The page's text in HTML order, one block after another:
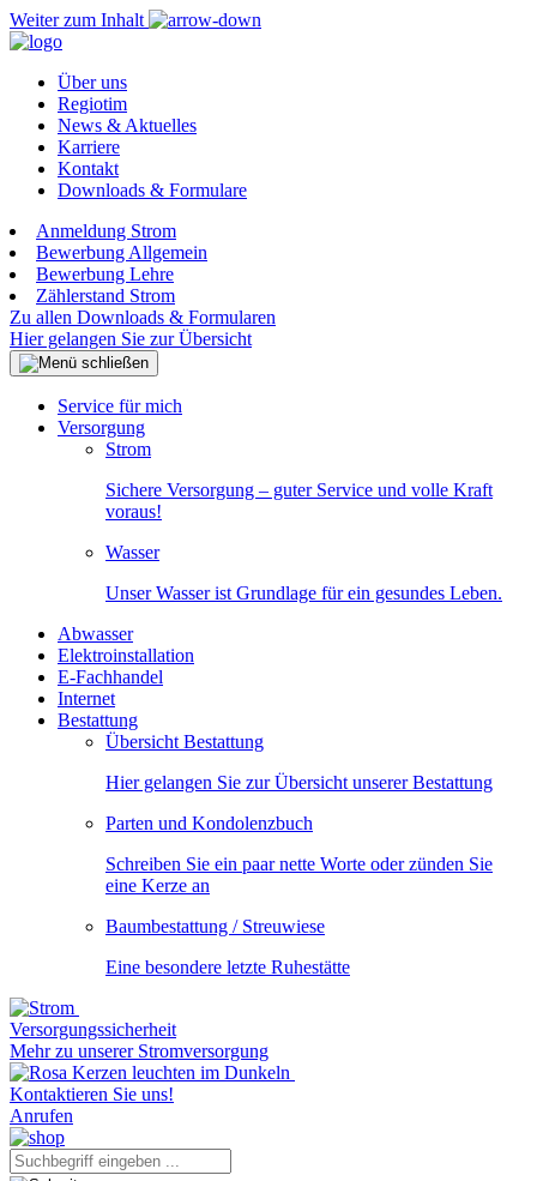
Weiter zum Inhalt
Über uns
Regiotim
News & Aktuelles
Karriere
Kontakt
Downloads & Formulare
Anmeldung Strom
Bewerbung Allgemein
Bewerbung Lehre
Zählerstand Strom
Zu allen Downloads & Formularen
Hier gelangen Sie zur Übersicht
Service für mich
Versorgung
Strom
Sichere Versorgung – guter Service und volle Kraft
voraus!
Wasser
Unser Wasser ist Grundlage für ein gesundes Leben.
Abwasser
Elektroinstallation
E-Fachhandel
Internet
Bestattung
Übersicht Bestattung
Hier gelangen Sie zur Übersicht unserer Bestattung
Parten und Kondolenzbuch
Schreiben Sie ein paar nette Worte oder zünden Sie
eine Kerze an
Baumbestattung / Streuwiese
Eine besondere letzte Ruhestätte
Versorgungssicherheit
Mehr zu unserer Stromversorgung
Kontaktieren Sie uns!
Anrufen